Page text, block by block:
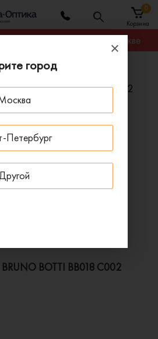
город
Петербург
Корзина
0
цену на любую оправу в Москве
очки
BRUNO BOTTI BB018 C002
BOTTI BB018 C002